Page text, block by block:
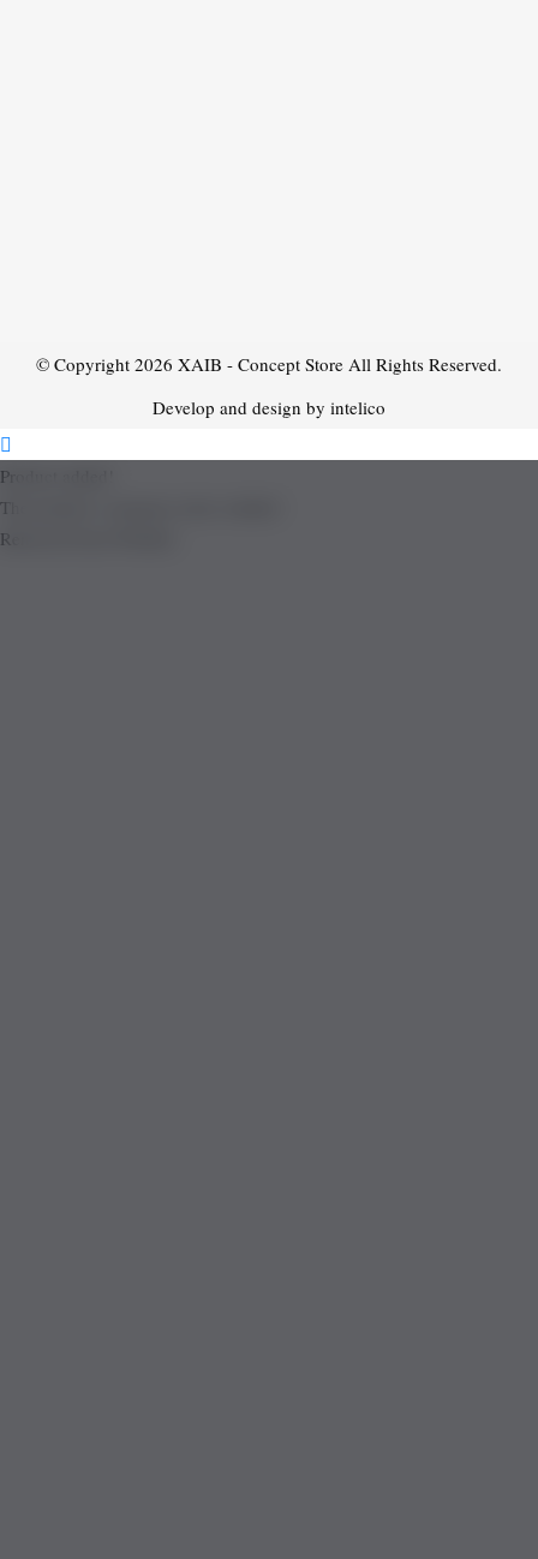
© Copyright 2026 XAIB - Concept Store All Rights Reserved.
Develop and design by intelico
Product added!
The product is already in the wishlist!
Removed from Wishlist